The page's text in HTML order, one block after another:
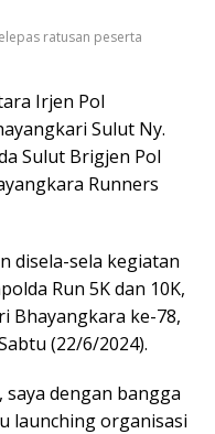
ratusan peserta
Irjen Pol
Sulut Ny.
Sulut Brigjen Pol
Runners
disela-sela kegiatan
Run 5K dan 10K,
Bhayangkara ke-78,
(22/6/2024).
saya dengan bangga
launching organisasi